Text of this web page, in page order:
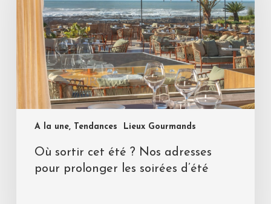
A la une, Tendances Lieux Gourmands
Où sortir cet été ? Nos adresses
pour prolonger les soirées d’été